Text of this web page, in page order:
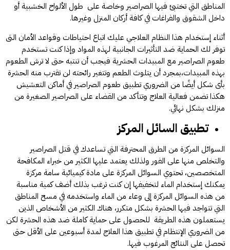
المناطق التي تختبئ فيها الصراصير وخاصة على طول الألواح الخشبية أو
داخل الشقوق والفراغات في كافة أركان المنزل وغيرها.
أثناء إستخدام هذا النظام العلاجي عليك اتباع احتياطات وقواعد الأمان التى
توفر لك الحماية ضد التأثيرات الجانبية لهذه المواد وإذا كنت تستخدم
طعوم الصراصير مع المبيدات الحشرية فيجب أن تنتبه حتى لا ترش الطعوم
بهذه المبيدات،بمجرد أن يتلوث الطعم وتتغير رائحته لن تقترب منه الحشرة
بأى شكل أيضًا من الضروري تطبيق طعوم الصراصير في أماكن التعشيش
هكذا تضمن فعالية العلاج وتتأكد من القضاء على الصراصير الصغيرة من
منزلك بشكل نهائي.
تطبيق السائل المركز
السوائل المركزة من الطرق المحترفة التي تساعدك في قتل الصراصير
والتخلص منها على الفور ولذلك يعتمد عليها الكثير من خبراء المكافحة
المتخصصين، تحتوي السوائل المركزة على مادة كيميائية سامة مركزة
يمكنك إستخدام الماء لتخفيفها إن كنت ترغب بذلك أضف كمية مناسبة
من هذه السوائل المركزة إلى وعاء من الماء واستخدمه في مسح المناطق
التي تتواجد فيها الحشرة بشكل متكرر، هناك الكثير من الأشخاص الذين
يستعملون هذه الطريقة للحصول على حماية كاملة ضد هذه الحشرة لكن
من الضروري الإنتظام في تطبيق هذا العلاج لمدة أسبوعين على الأقل حتى
تحصل على النتائج المرغوب فيها.